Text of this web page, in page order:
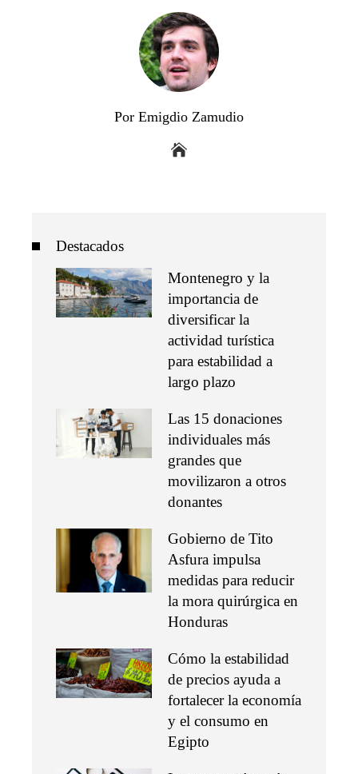
Por Emigdio Zamudio
Destacados
Montenegro y la
importancia de
diversificar la
actividad turística
para estabilidad a
largo plazo
Las 15 donaciones
individuales más
grandes que
movilizaron a otros
donantes
Gobierno de Tito
Asfura impulsa
medidas para reducir
la mora quirúrgica en
Honduras
Cómo la estabilidad
de precios ayuda a
fortalecer la economía
y el consumo en
Egipto